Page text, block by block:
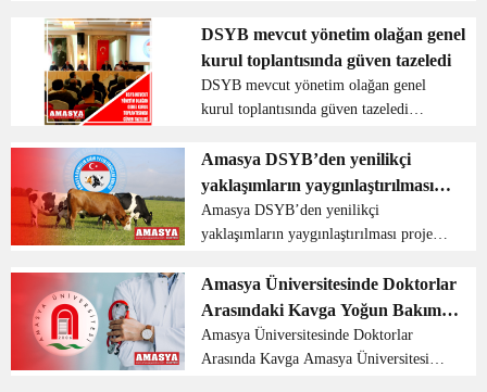
mesaj yayınladı. Üçok, On Bir Ayın
Sultanı Ramazan’a kavuşmanın
mutluluğunu yaşadıklarını i...
DSYB mevcut yönetim olağan genel
kurul toplantısında güven tazeledi
DSYB mevcut yönetim olağan genel
kurul toplantısında güven tazeledi
yoğun katılımıyla gerçekleşen olağan
genel kurul toplantısı 31 Mart 2022
tarihinde Amasya Gran...
Amasya DSYB’den yenilikçi
yaklaşımların yaygınlaştırılması
projesi
Amasya DSYB’den yenilikçi
yaklaşımların yaygınlaştırılması projesi
altında hayvancılık işletmelerinin daha
etkin ve verimli bir üretim
sağlanabilmesi adına Mart ayı iti...
Amasya Üniversitesinde Doktorlar
Arasındaki Kavga Yoğun Bakımda
Bitti
Amasya Üniversitesinde Doktorlar
Arasında Kavga Amasya Üniversitesi